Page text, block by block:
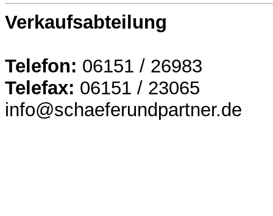
Verkaufsabteilung
Telefon: 06151 / 26983
Telefax: 06151 / 23065
info@schaeferundpartner.de